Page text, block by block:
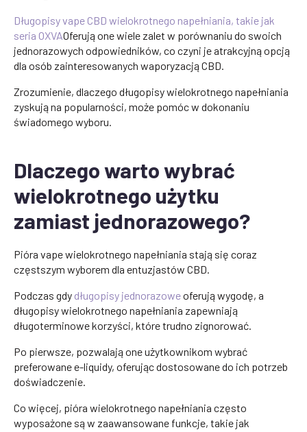
Długopisy vape CBD wielokrotnego napełniania, takie jak
seria OXVAOferują one wiele zalet w porównaniu do swoich
jednorazowych odpowiedników, co czyni je atrakcyjną opcją
dla osób zainteresowanych waporyzacją CBD.
Zrozumienie, dlaczego długopisy wielokrotnego napełniania
zyskują na popularności, może pomóc w dokonaniu
świadomego wyboru.
Dlaczego warto wybrać
wielokrotnego użytku
zamiast jednorazowego?
Pióra vape wielokrotnego napełniania stają się coraz
częstszym wyborem dla entuzjastów CBD.
Podczas gdy długopisy jednorazoweoferują wygodę, a
długopisy wielokrotnego napełniania zapewniają
długoterminowe korzyści, które trudno zignorować.
Po pierwsze, pozwalają one użytkownikom wybrać
preferowane e-liquidy, oferując dostosowane do ich potrzeb
doświadczenie.
Co więcej, pióra wielokrotnego napełniania często
wyposażone są w zaawansowane funkcje, takie jak